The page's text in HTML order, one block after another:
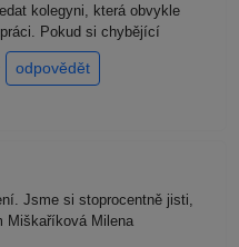
kolegyni, která obvykle
Pokud si chybějící
odpovědět
Jsme si stoprocentně jisti,
Miškaříková Milena